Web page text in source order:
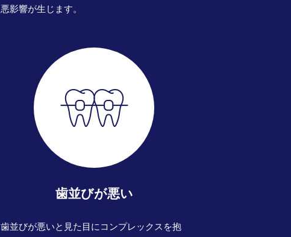
悪影響が生じます。
歯並びが悪い
歯並びが悪いと見た目にコンプレックスを抱